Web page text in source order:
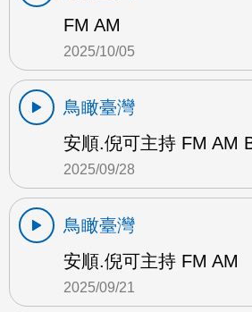
FM AM
2025/10/05
鳥瞰臺灣
安順.倪可主持 FM AM
2025/09/28
鳥瞰臺灣
安順.倪可主持 FM AM
2025/09/21